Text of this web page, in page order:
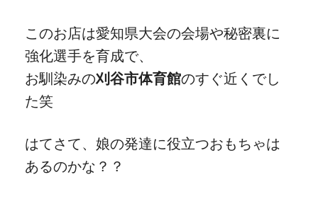
このお店は愛知県大会の会場や秘密裏に
強化選手を育成で、
お馴染みの刈谷市体育館のすぐ近くでし
た笑
はてさて、娘の発達に役立つおもちゃは
あるのかな？？